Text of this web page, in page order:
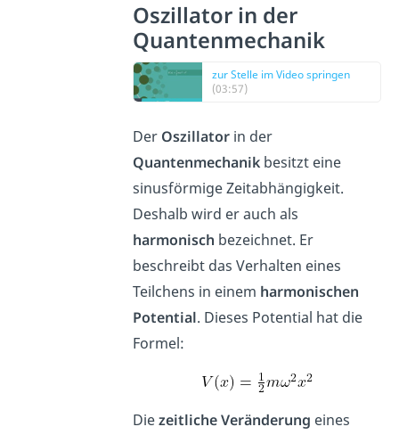
Oszillator in der
Quantenmechanik
zur Stelle im Video springen
(03:57)
Der Oszillatorin der
Quantenmechanikbesitzt eine
sinusförmige Zeitabhängigkeit.
Deshalb wird er auch als
harmonisch bezeichnet. Er
beschreibt das Verhalten eines
Teilchens in einem harmonischen
Potential. Dieses Potential hat die
Formel:
Diezeitliche Veränderung eines